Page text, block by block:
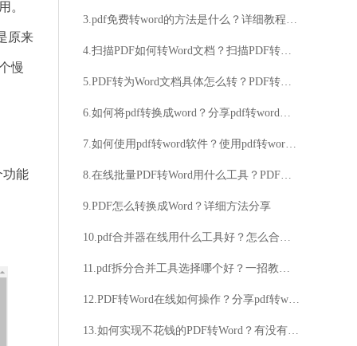
。
原来
慢
功能
3.pdf免费转word的方法是什么？详细教程分享
4.扫描PDF如何转Word文档？扫描PDF转Word文档在线方法详解
5.PDF转为Word文档具体怎么转？PDF转为Word免费方法分享
6.如何将pdf转换成word？分享pdf转word的技巧
7.如何使用pdf转word软件？使用pdf转word软件的方法
8.在线批量PDF转Word用什么工具？PDF怎么转换Word？
9.PDF怎么转换成Word？详细方法分享
10.pdf合并器在线用什么工具好？怎么合并文件内容？
11.pdf拆分合并工具选择哪个好？一招教大家学会pdf拆分合并
12.PDF转Word在线如何操作？分享pdf转word在线操作步骤
13.如何实现不花钱的PDF转Word？有没有免费的PDF转Word的方法？